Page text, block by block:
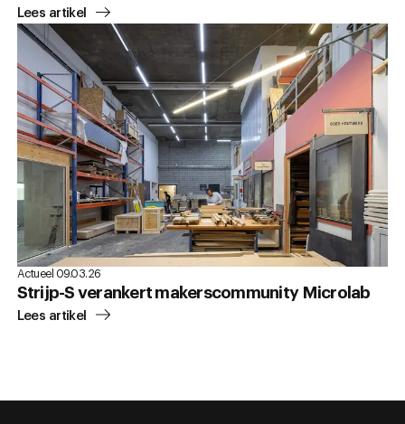
Lees artikel
Actueel 09.03.26
Strijp-S verankert makerscommunity Microlab
Lees artikel